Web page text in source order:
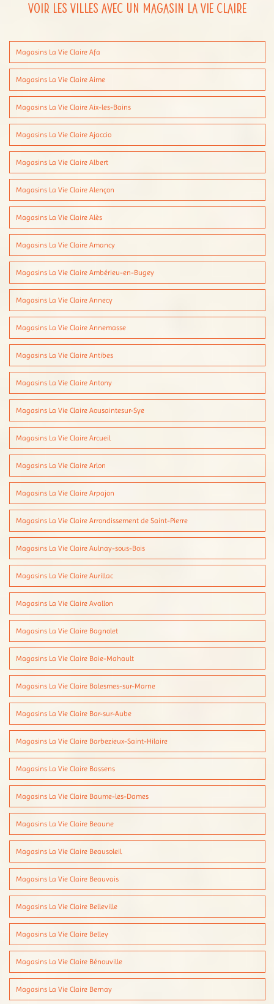
Voir les villes avec un magasin La Vie Claire
Magasins La Vie Claire Afa
Magasins La Vie Claire Aime
Magasins La Vie Claire Aix-les-Bains
Magasins La Vie Claire Ajaccio
Magasins La Vie Claire Albert
Magasins La Vie Claire Alençon
Magasins La Vie Claire Alès
Magasins La Vie Claire Amancy
Magasins La Vie Claire Ambérieu-en-Bugey
Magasins La Vie Claire Annecy
Magasins La Vie Claire Annemasse
Magasins La Vie Claire Antibes
Magasins La Vie Claire Antony
Magasins La Vie Claire Aousaintesur-Sye
Magasins La Vie Claire Arcueil
Magasins La Vie Claire Arlon
Magasins La Vie Claire Arpajon
Magasins La Vie Claire Arrondissement de Saint-Pierre
Magasins La Vie Claire Aulnay-sous-Bois
Magasins La Vie Claire Aurillac
Magasins La Vie Claire Avallon
Magasins La Vie Claire Bagnolet
Magasins La Vie Claire Baie-Mahault
Magasins La Vie Claire Balesmes-sur-Marne
Magasins La Vie Claire Bar-sur-Aube
Magasins La Vie Claire Barbezieux-Saint-Hilaire
Magasins La Vie Claire Bassens
Magasins La Vie Claire Baume-les-Dames
Magasins La Vie Claire Beaune
Magasins La Vie Claire Beausoleil
Magasins La Vie Claire Beauvais
Magasins La Vie Claire Belleville
Magasins La Vie Claire Belley
Magasins La Vie Claire Bénouville
Magasins La Vie Claire Bernay